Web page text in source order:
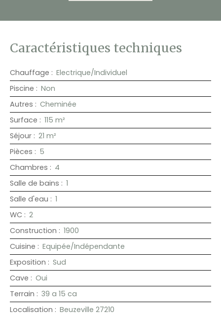
Caractéristiques techniques
Chauffage : Electrique/Individuel
Piscine : Non
Autres : Cheminée
Surface : 115 m²
Séjour : 21 m²
Pièces : 5
Chambres : 4
Salle de bains : 1
Salle d'eau : 1
WC : 2
Construction : 1900
Cuisine : Equipée/Indépendante
Exposition : Sud
Cave : Oui
Terrain : 39 a 15 ca
Localisation : Beuzeville 27210